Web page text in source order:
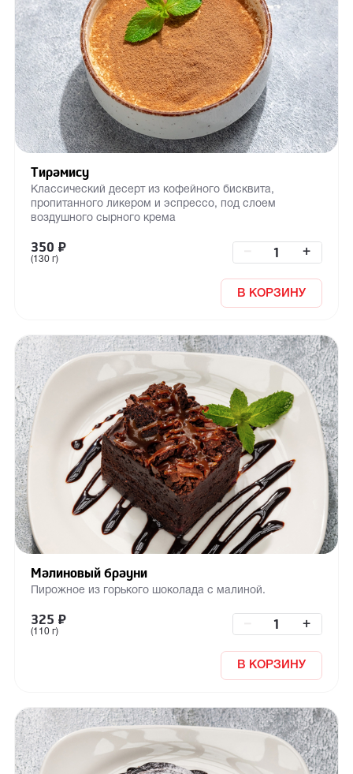
Тирамису
Классический десерт из кофейного бисквита,
пропитанного ликером и эспрессо, под слоем
воздушного сырного крема
350 ₽
(130 г)
+
В КОРЗИНУ
Малиновый брауни
Пирожное из горького шоколада с малиной.
325 ₽
(110 г)
+
В КОРЗИНУ